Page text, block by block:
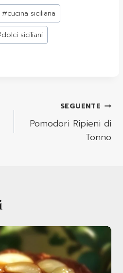
#cucina siciliana
dolci siciliani
SEGUENTE
Pomodori Ripieni di
Tonno